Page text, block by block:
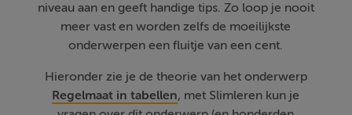
niveau aan en geeft handige tips. Zo loop je nooit
meer vast en worden zelfs de moeilijkste
onderwerpen een fluitje van een cent.
Hieronder zie je de theorie van het onderwerp
Regelmaat in tabellen, met Slimleren kun je